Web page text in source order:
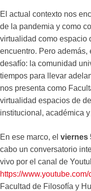
El actual contexto nos
de la pandemia y como
virtualidad como espacio
encuentro. Pero además,
desafío: la comunidad
tiempos para llevar
nos presenta como
virtualidad espacios de
institucional, académica
En ese marco, el viernes
cabo un conversatorio
vivo por el canal de
https://
Facultad de Filosofía y